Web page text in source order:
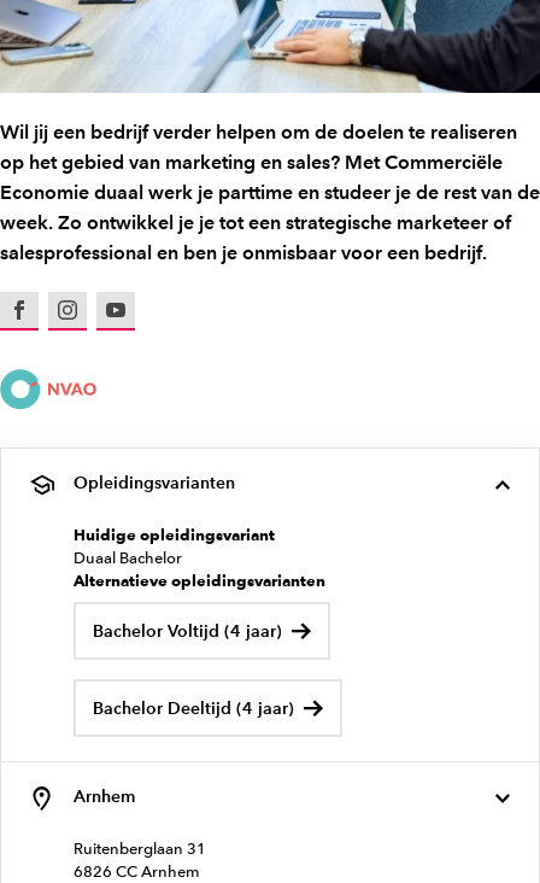
Wil jij een bedrijf verder helpen om de doelen te realiseren
op het gebied van marketing en sales? Met Commerciële
Economie duaal werk je parttime en studeer je de rest van de
week. Zo ontwikkel je je tot een strategische marketeer of
salesprofessional en ben je onmisbaar voor een bedrijf.
FacebookInstagramYoutube
Opleidingsvarianten
Huidige opleidingsvariant
Duaal Bachelor
Alternatieve opleidingsvarianten
Bachelor Voltijd (4 jaar)
Bachelor Deeltijd (4 jaar)
Arnhem
Ruitenberglaan 31
6826 CC Arnhem